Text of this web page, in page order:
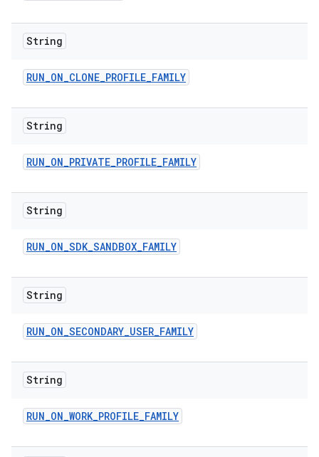
String
RUN_ON_CLONE_PROFILE_FAMILY
String
RUN_ON_PRIVATE_PROFILE_FAMILY
String
RUN_ON_SDK_SANDBOX_FAMILY
String
RUN_ON_SECONDARY_USER_FAMILY
String
RUN_ON_WORK_PROFILE_FAMILY